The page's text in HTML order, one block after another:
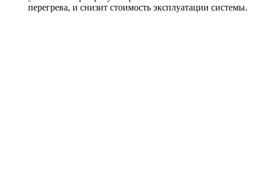
перегрева, и снизит стоимость эксплуатации системы.